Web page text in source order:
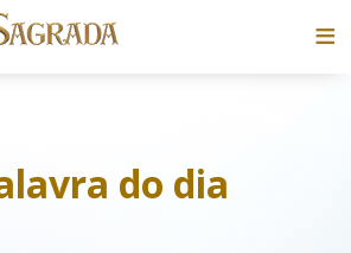
do dia